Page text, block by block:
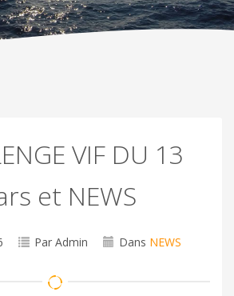
VIF DU 13
et NEWS
Par Admin Dans NEWS